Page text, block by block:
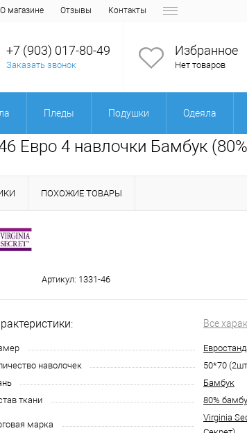
О магазине Отзывы Контакты
+7 (903) 017-80-49
Заказать звонок
Избранное
Нет товаров
Пледы Подушки Одеяла
Евро 4 навлочки Бамбук
ПОХОЖИЕ ТОВАРЫ
Артикул: 1331-46
Все
наволочек
50*70
Бамбук
ткани
80%
марка
Virginia